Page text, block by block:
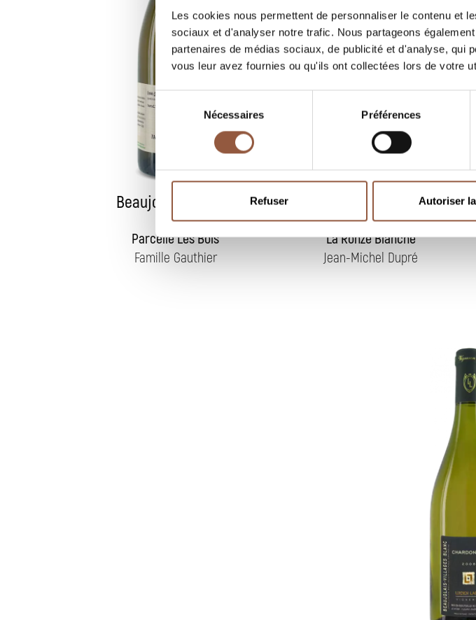
Les cookies nous permettent de personnaliser le contenu et
sociaux et d'analyser notre trafic. Nous partageons
partenaires de médias sociaux, de publicité et d'analyse, qui
vous leur avez fournies ou qu'ils ont collectées lors de votre
Sélection
consentement
Nécessaires Préférences
Refuser Autoriser
Beaujolais-Villages
Blanc
Parcelle Les Bois
Famille Gauthier
Beaujolais-Villages
Blanc
La Ronze Blanche
Jean-Michel Dupré